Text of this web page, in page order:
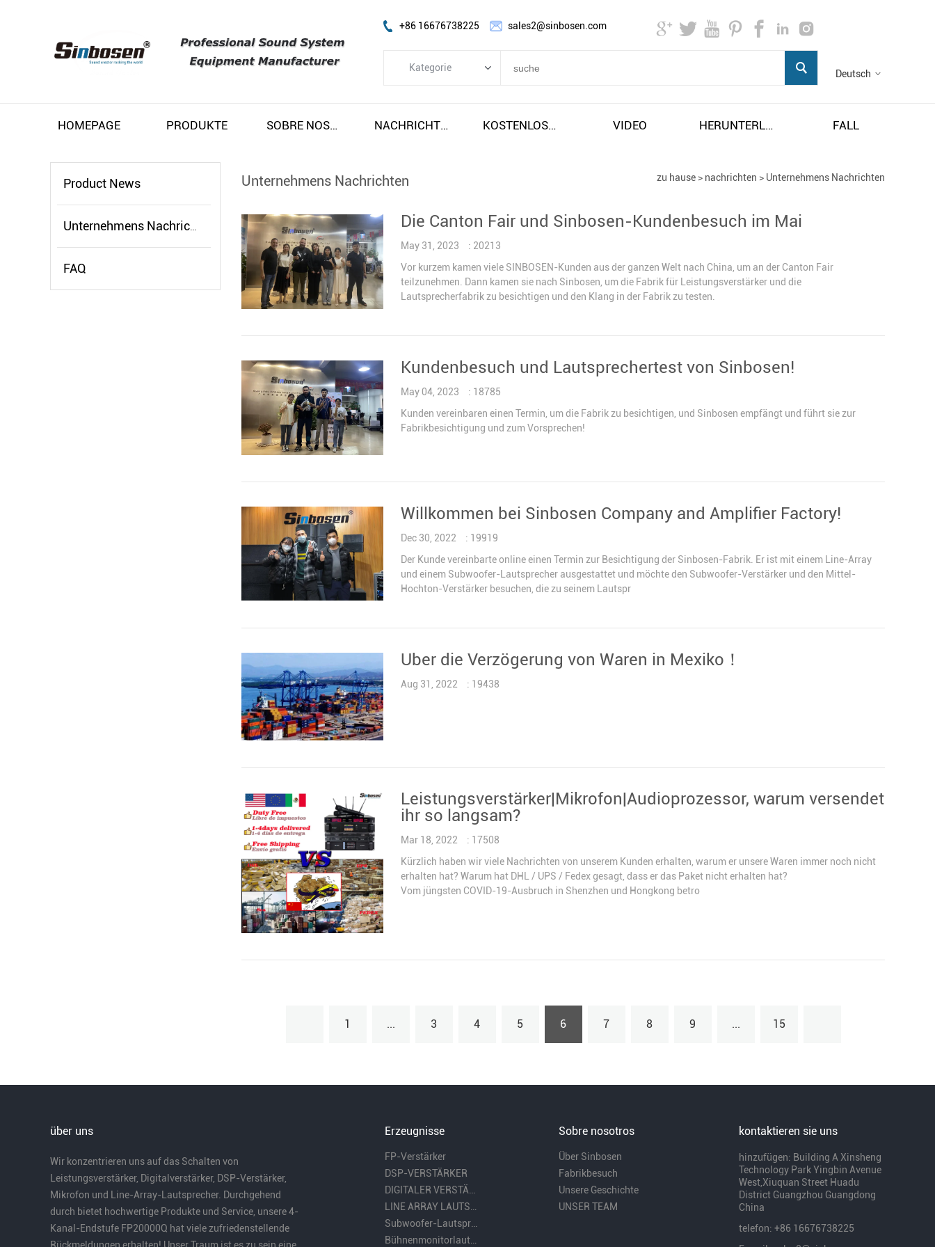
Deutsch
+86 16676738225 sales2@sinbosen.com
Kategorie
FP-Verstärker
Subwoofer-Lautsprecher
Bühnenmonitorlautsprecher
Koaxiallautsprecher
Verstärkermodul
FUNKMIKROFON
AUDIOKOMBINATION
HOMEPAGE PRODUKTE SOBRE NOSOTROS NACHRICHTEN KOSTENLOSER VERSAND UND STEUERN VIDEO HERUNTERLADEN FALL
Product News
FAQ
Unternehmens Nachrichten zu hause > nachrichten > Unternehmens Nachrichten
Die Canton Fair und Sinbosen-Kundenbesuch im Mai
May 31, 2023
: 20213
Vor kurzem kamen viele SINBOSEN-Kunden aus der ganzen Welt nach China, um an der Canton Fair
teilzunehmen. Dann kamen sie nach Sinbosen, um die Fabrik für Leistungsverstärker und die
Lautsprecherfabrik zu besichtigen und den Klang in der Fabrik zu testen.
Kundenbesuch und Lautsprechertest von Sinbosen!
May 04, 2023
: 18785
Kunden vereinbaren einen Termin, um die Fabrik zu besichtigen, und Sinbosen empfängt und führt sie zur
Fabrikbesichtigung und zum Vorsprechen!
Willkommen bei Sinbosen Company and Amplifier Factory!
Dec 30, 2022
: 19919
Der Kunde vereinbarte online einen Termin zur Besichtigung der Sinbosen-Fabrik. Er ist mit einem Line-Array
und einem Subwoofer-Lautsprecher ausgestattet und möchte den Subwoofer-Verstärker und den Mittel-
Hochton-Verstärker besuchen, die zu seinem Lautspr
Über die Verzögerung von Waren in Mexiko！
Aug 31, 2022 : 19438
Leistungsverstärker|Mikrofon|Audioprozessor, warum versendet
ihr so langsam?
Mar 18, 2022
: 17508
Kürzlich haben wir viele Nachrichten von unserem Kunden erhalten, warum er unsere Waren immer noch nicht
erhalten hat? Warum hat DHL / UPS / Fedex gesagt, dass er das Paket nicht erhalten hat?
Vom jüngsten COVID-19-Ausbruch in Shenzhen und Hongkong betro
1 ... 3 4 5 6 7 8 9 ... 15
über uns
Wir konzentrieren uns auf das Schalten von
Leistungsverstärker, Digitalverstärker, DSP-Verstärker,
Mikrofon und Line-Array-Lautsprecher. Durchgehend
durch bietet hochwertige Produkte und Service, unsere 4-
Kanal-Endstufe FP20000Q hat viele zufriedenstellende
Erzeugnisse
FP-Verstärker
DSP-VERSTÄRKER
Sobre nosotros
Über Sinbosen
Fabrikbesuch
Unsere Geschichte
UNSER TEAM
kontaktieren sie uns
hinzufügen: Building A Xinsheng
Technology Park Yingbin Avenue
West,Xiuquan Street Huadu
District Guangzhou Guangdong
China
telefon: +86 16676738225